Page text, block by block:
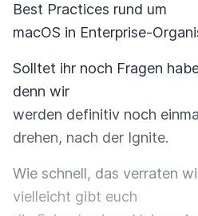
Best Practices rund um
macOS in Enterprise-
Solltet ihr noch Fragen
denn wir
werden definitiv noch
drehen, nach der Ignite.
Wie schnell, das verraten
vielleicht gibt euch